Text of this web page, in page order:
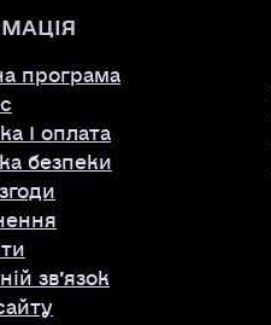
програма
І оплата
безпеки
зв’язок